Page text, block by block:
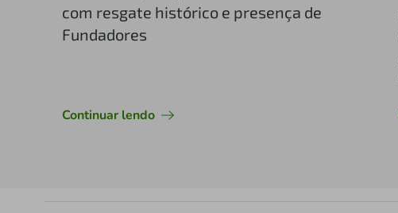
com resgate histórico e presença de
Fundadores
Continuar lendo